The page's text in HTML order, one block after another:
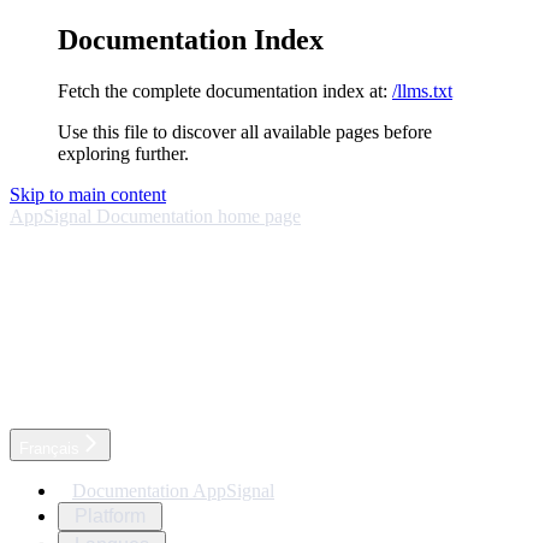
Documentation Index
Fetch the complete documentation index at: /llms.txt
Use this file to discover all available pages before
exploring further.
Skip to main content
AppSignal Documentation home page
Documentation AppSignal